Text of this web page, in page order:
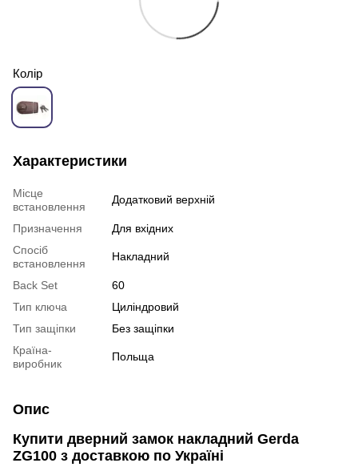
Колір
Характеристики
Місце
встановлення
Додатковий верхній
Призначення
Для вхідних
Спосіб
встановлення
Накладний
Back Set
60
Тип ключа
Циліндровий
Тип защіпки
Без защіпки
Країна-
виробник
Польща
Опис
Купити дверний замок накладний Gerda
ZG100 з доставкою по Україні